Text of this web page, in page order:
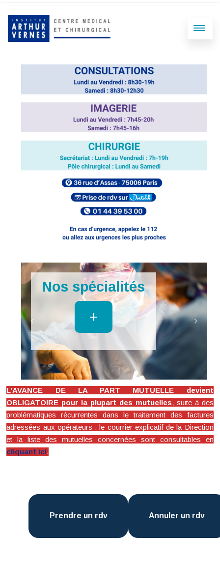
Imagerie
+
L’AVANCE DE LA PART MUTUELLE devient
OBLIGATOIRE pour la plupart des mutuelles, suite à des
problématiques récurrentes dans le traitement des factures
adressées aux opérateurs : le courrier explicatif de la Direction
et la liste des mutuelles concernées sont consultables en
cliquant ici.
Prendre un rdv Annuler un rdv